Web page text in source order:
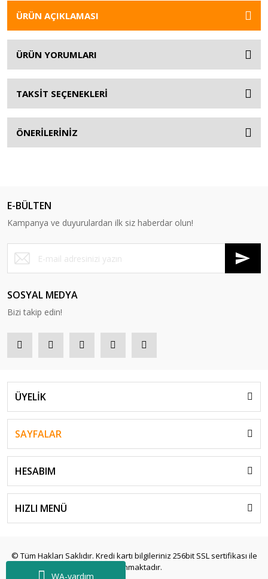
WA-yardım
ÜRÜN AÇIKLAMASI
ÜRÜN YORUMLARI
TAKSİT SEÇENEKLERİ
ÖNERİLERİNİZ
E-BÜLTEN
Kampanya ve duyurulardan ilk siz haberdar olun!
SOSYAL MEDYA
Bizi takip edin!
ÜYELİK
SAYFALAR
HESABIM
HIZLI MENÜ
© Tüm Hakları Saklıdır. Kredi kartı bilgileriniz 256bit SSL sertifikası ile
korunmaktadır.